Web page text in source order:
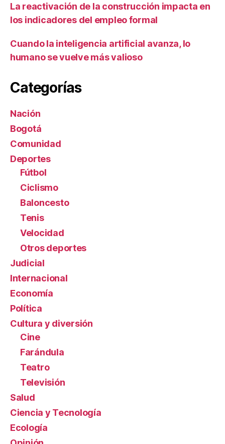
La reactivación de la construcción impacta en
los indicadores del empleo formal
Cuando la inteligencia artificial avanza, lo
humano se vuelve más valioso
Categorías
Nación
Bogotá
Comunidad
Deportes
Fútbol
Ciclismo
Baloncesto
Tenis
Velocidad
Otros deportes
Judicial
Internacional
Economía
Política
Cultura y diversión
Cine
Farándula
Teatro
Televisión
Salud
Ciencia y Tecnología
Ecología